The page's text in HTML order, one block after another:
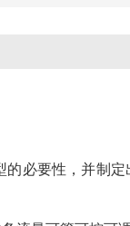
必要性，并制